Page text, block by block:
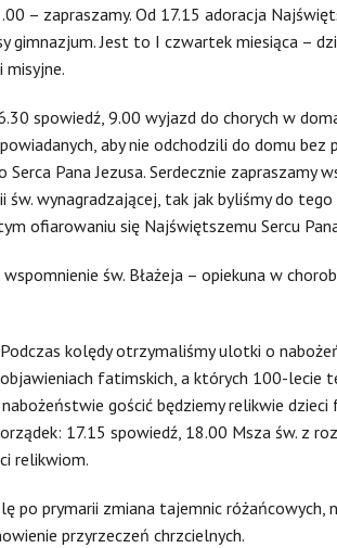
– zapraszamy. Od 17.15 adoracja
gimnazjum. Jest to I czwartek miesiąca –
misyjne.
spowiedź, 9.00 wyjazd do chorych w
aby nie odchodzili do domu bez
Serca Pana Jezusa. Serdecznie zapraszamy
św. wynagradzającej, tak jak byliśmy do
ofiarowaniu się Najświętszemu Sercu
św. Błażeja – opiekuna w
Podczas kolędy otrzymaliśmy ulotki o
fatimskich, a których 100-lecie
gościć będziemy relikwie dzieci
17.15 spowiedź, 18.00 Msza św. z
relikwiom.
po prymarii zmiana tajemnic różańcowych,
przyrzeczeń chrzcielnych.